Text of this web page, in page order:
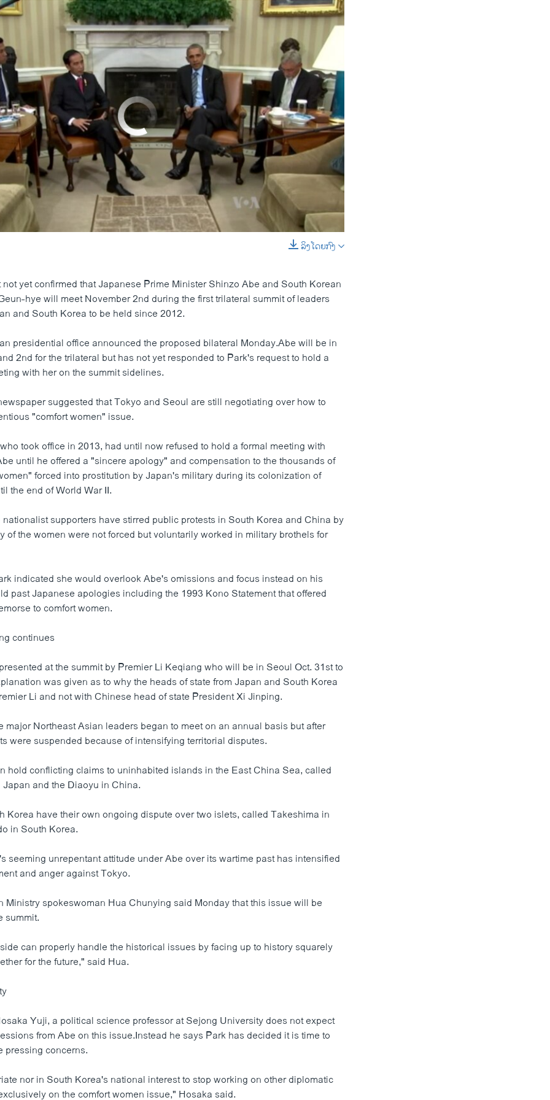
SHARE
No media source currently available
ລິງໂດຍກົງ
yet confirmed that Japanese Prime Minister Shinzo Abe and South Korean
hye will meet November 2nd during the first trilateral summit of leaders
and South Korea to be held since 2012.
presidential office announced the proposed bilateral Monday.Abe will be in
2nd for the trilateral but has not yet responded to Park's request to hold a
with her on the summit sidelines.
suggested that Tokyo and Seoul are still negotiating over how to
"comfort women" issue.
took office in 2013, had until now refused to hold a formal meeting with
until he offered a "sincere apology" and compensation to the thousands of
forced into prostitution by Japan's military during its colonization of
the end of World War II.
supporters have stirred public protests in South Korea and China by
of the women were not forced but voluntarily worked in military brothels for
indicated she would overlook Abe's omissions and focus instead on his
past Japanese apologies including the 1993 Kono Statement that offered
to comfort women.
continues
at the summit by Premier Li Keqiang who will be in Seoul Oct. 31st to
was given as to why the heads of state from Japan and South Korea
Li and not with Chinese head of state President Xi Jinping.
major Northeast Asian leaders began to meet on an annual basis but after
were suspended because of intensifying territorial disputes.
hold conflicting claims to uninhabited islands in the East China Sea, called
and the Diaoyu in China.
Korea have their own ongoing dispute over two islets, called Takeshima in
in South Korea.
seeming unrepentant attitude under Abe over its wartime past has intensified
and anger against Tokyo.
Ministry spokeswoman Hua Chunying said Monday that this issue will be
summit.
can properly handle the historical issues by facing up to history squarely
for the future," said Hua.
Yuji, a political science professor at Sejong University does not expect
from Abe on this issue.Instead he says Park has decided it is time to
pressing concerns.
nor in South Korea's national interest to stop working on other diplomatic
on the comfort women issue," Hosaka said.